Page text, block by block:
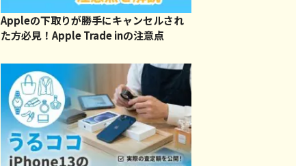
Appleの下取りが勝手にキャンセルされ
た方必見！Apple Trade inの注意点